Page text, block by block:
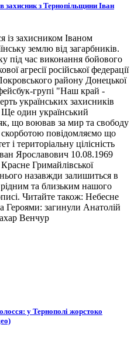
з Тернопільщини Іван
із захисником Іваном
землю від загарбників.
під час виконання бойового
агресії російської федерації
району Донецької
групі "Наш край -
українських захисників
один український
що воював за мир та свободу
скорботою повідомляємо що
і територіальну цілісність
Ярославович 10.08.1969
Гримайлівської
назавжди залишиться в
та близьким нашого
Читайте також: Небесне
Героями: загинули Анатолій
Венчур
у Тернополі жорстоко